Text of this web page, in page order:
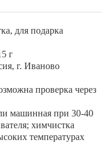
для подарка
г
г. Иваново
проверка через
машинная при 30-40
химчистка
температурах